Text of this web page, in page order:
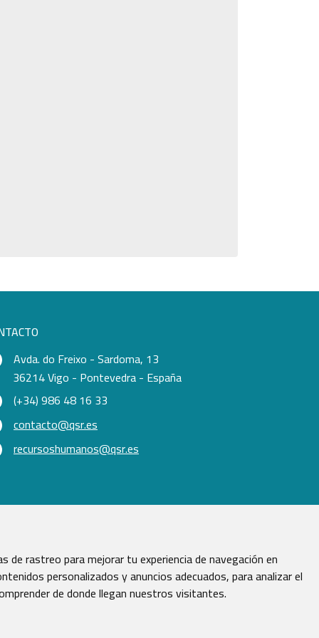
de rastreo para mejorar tu experiencia de navegación en
personalizados y anuncios adecuados, para analizar el
de donde llegan nuestros visitantes.
Avda. do Freixo - Sardoma, 13
36214 Vigo - Pontevedra - España
(+34) 986 48 16 33
contacto@qsr.es
recursoshumanos@qsr.es